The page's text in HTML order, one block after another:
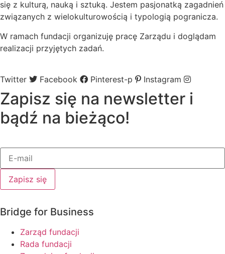
się z kulturą, nauką i sztuką. Jestem pasjonatką zagadnień
związanych z wielokulturowością i typologią pogranicza.
W ramach fundacji organizuję pracę Zarządu i doglądam
realizacji przyjętych zadań.
Twitter Facebook Pinterest-p Instagram
Zapisz się na newsletter i
bądź na bieżąco!
Zapisz się
Bridge for Business
Zarząd fundacji
Rada fundacji